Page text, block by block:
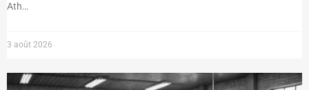
Ath…
3 août 2026